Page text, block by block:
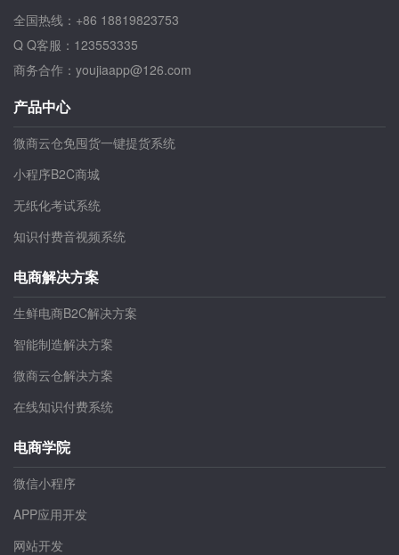
全国热线：+86 18819823753
Q Q客服：123553335
商务合作：youjiaapp@126.com
产品中心
微商云仓免囤货一键提货系统
小程序B2C商城
无纸化考试系统
知识付费音视频系统
电商解决方案
生鲜电商B2C解决方案
智能制造解决方案
微商云仓解决方案
在线知识付费系统
电商学院
微信小程序
APP应用开发
网站开发